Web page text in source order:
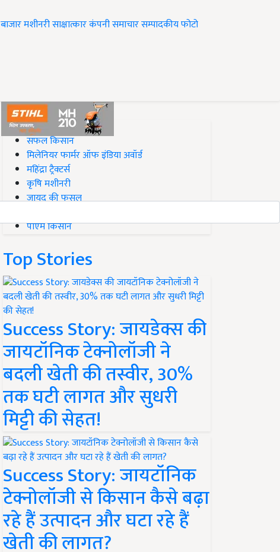
बाजारमशीनरीसाक्षात्कारकंपनी समाचारसम्पादकीयफोटो
#Top on Krishi Jagran
सफल किसान
मिलेनियर फार्मर ऑफ इंडिया अवॉर्ड
महिंद्रा ट्रैक्टर्स
कृषि मशीनरी
जायद की फसल
पीएम किसान
Top Stories
Success Story: जायडेक्स की
जायटॉनिक टेक्नोलॉजी ने
बदली खेती की तस्वीर, 30%
तक घटी लागत और सुधरी
मिट्टी की सेहत!
Success Story: जायटॉनिक
टेक्नोलॉजी से किसान कैसे बढ़ा
रहे हैं उत्पादन और घटा रहे हैं
खेती की लागत?